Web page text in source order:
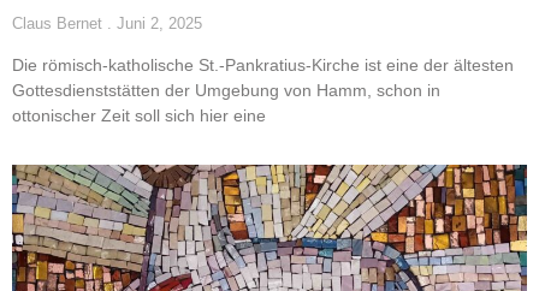
Claus Bernet Juni 2, 2025
Die römisch-katholische St.-Pankratius-Kirche ist eine der ältesten
Gottesdienststätten der Umgebung von Hamm, schon in
ottonischer Zeit soll sich hier eine